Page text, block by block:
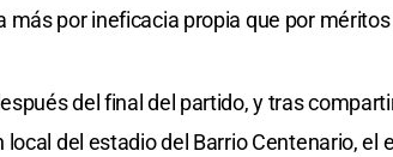
más por ineficacia propia que por méritos
del final del partido, y tras
local del estadio del Barrio Centenario, el